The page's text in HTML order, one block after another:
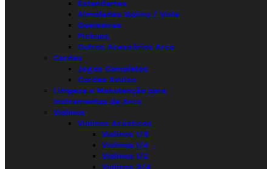
Estandartes
Almofadas Violino / Viola
Queixeiras
Pickups
Outros Acessórios Arco
Cordas
Jogos Completos
Cordas Avulso
Limpeza e Manutenção para
Instrumentos de Arco
Violinos
Violinos Acústicos
Violinos 1/8
Violinos 1/4
Violinos 1/2